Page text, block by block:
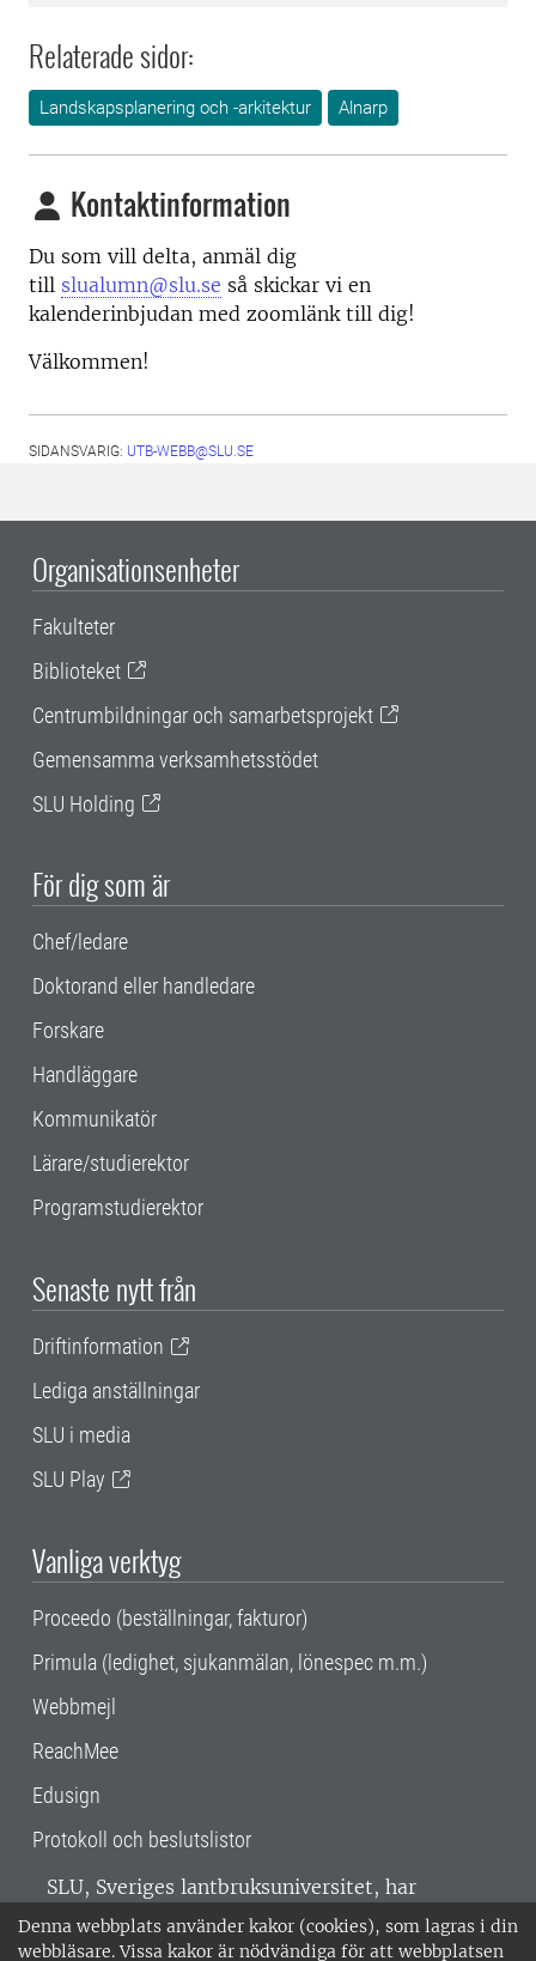
Denna webbplats använder kakor (cookies), som lagras i din
webbläsare. Vissa kakor är nödvändiga för att webbplatsen
Relaterade sidor:
Landskapsplanering och -arkitektur Alnarp
Kontaktinformation
Du som vill delta, anmäl dig
till slualumn@slu.se så skickar vi en
kalenderinbjudan med zoomlänk till dig!
Välkommen!
SIDANSVARIG: UTB-WEBB@SLU.SE
Organisationsenheter
Fakulteter
Biblioteket
Centrumbildningar och samarbetsprojekt
Gemensamma verksamhetsstödet
SLU Holding
För dig som är
Chef/ledare
Doktorand eller handledare
Forskare
Handläggare
Kommunikatör
Lärare/studierektor
Programstudierektor
Senaste nytt från
Driftinformation
Lediga anställningar
SLU i media
SLU Play
Vanliga verktyg
Proceedo (beställningar, fakturor)
Primula (ledighet, sjukanmälan, lönespec m.m.)
Webbmejl
ReachMee
Edusign
Protokoll och beslutslistor
SLU, Sveriges lantbruksuniversitet, har
verksamhet över hela Sverige. Huvudorter är
Alnarp, Uppsala och Umeå.SLU är